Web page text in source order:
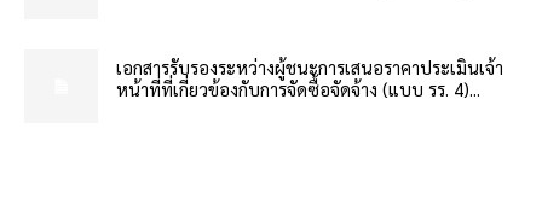
เอกสารรับรองระหว่างผู้ชนะการเสนอราคาประเมินเจ้า
หน้าที่ที่เกี่ยวข้องกับการจัดซื้อจัดจ้าง (แบบ รร. 4)...